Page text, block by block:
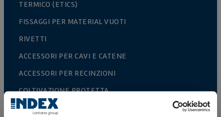
TERMICO (ETICS)
FISSAGGI PER MATERIAL VUOTI
RIVETTI
ACCESSORI PER CAVI E CATENE
ACCESSORI PER RECINZIONI
COLTIVAZIONE PROTETTA
RECINTI E GABBIE